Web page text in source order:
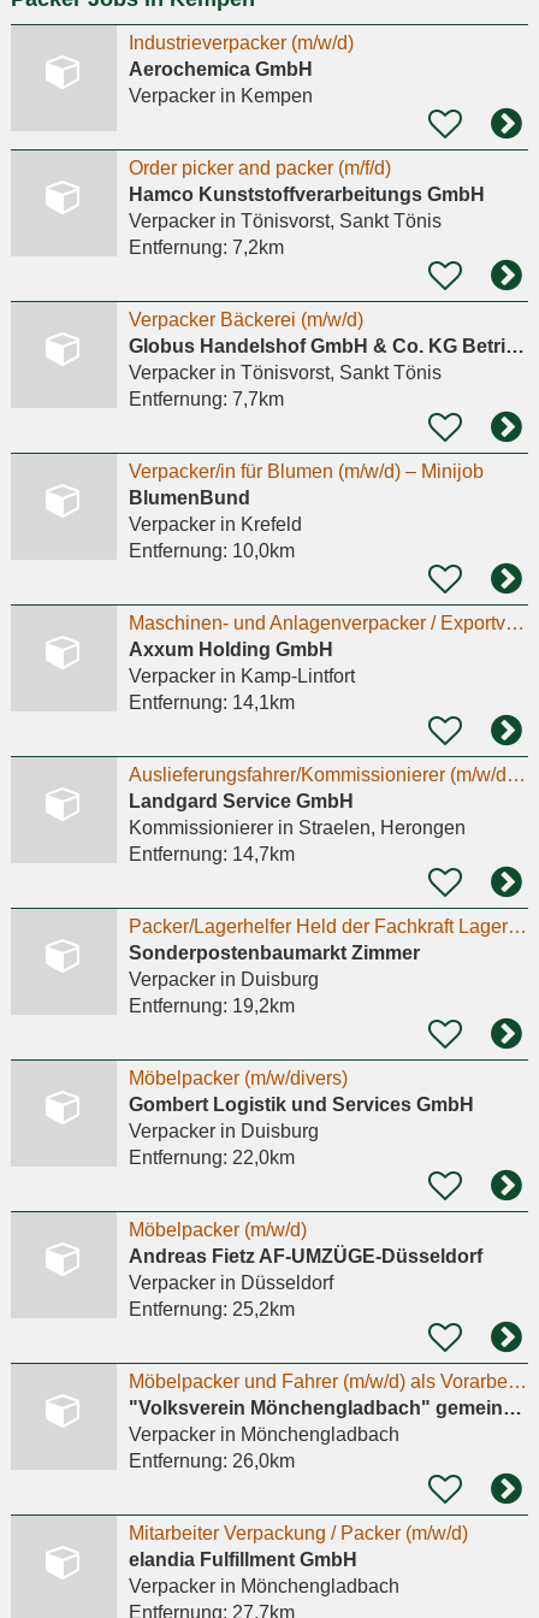
Industrieverpacker (m/w/d)
Aerochemica GmbH
Verpackerin Kempen
Order picker and packer (m/f/d)
Hamco Kunststoffverarbeitungs GmbH
Verpackerin Tönisvorst, Sankt Tönis
Entfernung: 7,2km
Verpacker Bäckerei (m/w/d)
Globus Handelshof GmbH & Co. KG Betriebsstätte Tönisvorst
Verpackerin Tönisvorst, Sankt Tönis
Entfernung: 7,7km
Verpacker/in für Blumen (m/w/d) – Minijob
BlumenBund
Verpackerin Krefeld
Entfernung: 10,0km
Maschinen- und Anlagenverpacker / Exportverpacker (m/w/d)
Axxum Holding GmbH
Verpackerin Kamp-Lintfort
Entfernung: 14,1km
Auslieferungsfahrer/Kommissionierer (m/w/d) im Nahverkehr Vollzeit - Kein LKW-Führerschein
Landgard Service GmbH
Kommissioniererin Straelen, Herongen
Entfernung: 14,7km
Packer/Lagerhelfer Held der Fachkraft Lagerlogistik (m/w/d)
Sonderpostenbaumarkt Zimmer
Verpackerin Duisburg
Entfernung: 19,2km
Möbelpacker (m/w/divers)
Gombert Logistik und Services GmbH
Verpackerin Duisburg
Entfernung: 22,0km
Möbelpacker (m/w/d)
Andreas Fietz AF-UMZÜGE-Düsseldorf
Verpackerin Düsseldorf
Entfernung: 25,2km
Möbelpacker und Fahrer (m/w/d) als Vorarbeiter für die Secondhand Möbelhalle
"Volksverein Mönchengladbach" gemeinnützige Gesellschaft gegen Arbeitslosigkeit mbH
Verpackerin Mönchengladbach
Entfernung: 26,0km
Mitarbeiter Verpackung / Packer (m/w/d)
elandia Fulfillment GmbH
Verpackerin Mönchengladbach
Entfernung: 27,7km